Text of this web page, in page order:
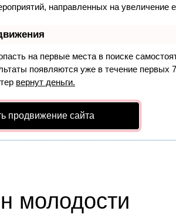
направленных на увеличение
на первые места в поиске
появляются уже в течение первых
вернут деньги.
продвижение сайта
молодости